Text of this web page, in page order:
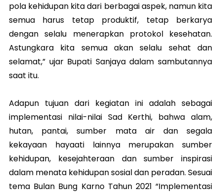
pola kehidupan kita dari berbagai aspek, namun kita
semua harus tetap produktif, tetap berkarya
dengan selalu menerapkan protokol kesehatan.
Astungkara kita semua akan selalu sehat dan
selamat,” ujar Bupati Sanjaya dalam sambutannya
saat itu.
Adapun tujuan dari kegiatan ini adalah sebagai
implementasi nilai-nilai Sad Kerthi, bahwa alam,
hutan, pantai, sumber mata air dan segala
kekayaan hayaati lainnya merupakan sumber
kehidupan, kesejahteraan dan sumber inspirasi
dalam menata kehidupan sosial dan peradan. Sesuai
tema Bulan Bung Karno Tahun 2021 “Implementasi